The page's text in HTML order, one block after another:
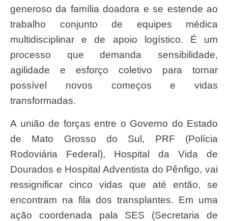
generoso da família doadora e se estende ao
trabalho conjunto de equipes médica
multidisciplinar e de apoio logístico. É um
processo que demanda sensibilidade,
agilidade e esforço coletivo para tornar
possível novos começos e vidas
transformadas.
A união de forças entre o Governo do Estado
de Mato Grosso do Sul, PRF (Polícia
Rodoviária Federal), Hospital da Vida de
Dourados e Hospital Adventista do Pênfigo, vai
ressignificar cinco vidas que até então, se
encontram na fila dos transplantes. Em uma
ação coordenada pala SES (Secretaria de